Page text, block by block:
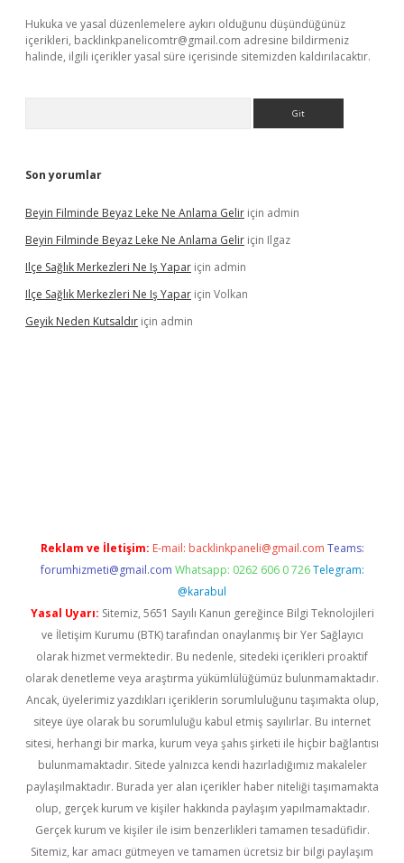
Hukuka ve yasal düzenlemelere aykırı olduğunu düşündüğünüz
içerikleri, backlinkpanelicomtr@gmail.com adresine bildirmeniz
halinde, ilgili içerikler yasal süre içerisinde sitemizden kaldırılacaktır.
Son yorumlar
Beyin Filminde Beyaz Leke Ne Anlama Gelir için admin
Beyin Filminde Beyaz Leke Ne Anlama Gelir için Ilgaz
Ilçe Sağlık Merkezleri Ne Iş Yapar için admin
Ilçe Sağlık Merkezleri Ne Iş Yapar için Volkan
Geyik Neden Kutsaldır için admin
Reklam ve İletişim: E-mail: backlinkpaneli@gmail.com Teams:
forumhizmeti@gmail.com Whatsapp: 0262 606 0 726 Telegram:
@karabul
Yasal Uyarı: Sitemiz, 5651 Sayılı Kanun gereğince Bilgi Teknolojileri
ve İletişim Kurumu (BTK) tarafından onaylanmış bir Yer Sağlayıcı
olarak hizmet vermektedir. Bu nedenle, sitedeki içerikleri proaktif
olarak denetleme veya araştırma yükümlülüğümüz bulunmamaktadır.
Ancak, üyelerimiz yazdıkları içeriklerin sorumluluğunu taşımakta olup,
siteye üye olarak bu sorumluluğu kabul etmiş sayılırlar. Bu internet
sitesi, herhangi bir marka, kurum veya şahıs şirketi ile hiçbir bağlantısı
bulunmamaktadır. Sitede yalnızca kendi hazırladığımız makaleler
paylaşılmaktadır. Burada yer alan içerikler haber niteliği taşımamakta
olup, gerçek kurum ve kişiler hakkında paylaşım yapılmamaktadır.
Gerçek kurum ve kişiler ile isim benzerlikleri tamamen tesadüfidir.
Sitemiz, kar amacı gütmeyen ve tamamen ücretsiz bir bilgi paylaşım